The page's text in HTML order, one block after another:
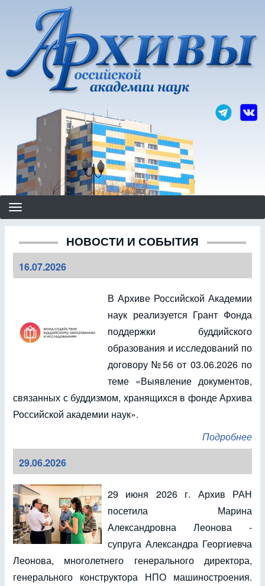
основному
содержанию
НОВОСТИ И СОБЫТИЯ
16.07.2026
В Архиве Российской Академии
наук реализуется Грант Фонда
поддержки буддийского
образования и исследований по
договору №56 от 03.06.2026 по
теме «Выявление документов,
связанных с буддизмом, хранящихся в фонде Архива
Российской академии наук».
Подробнее
29.06.2026
29 июня 2026 г. Архив РАН
посетила Марина
Александровна Леонова -
супруга Александра Георгиевча
Леонова, многолетнего генерального директора,
генерального конструктора НПО машиностроения.